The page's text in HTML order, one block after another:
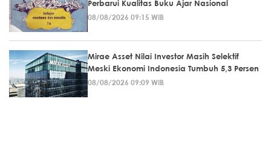
Perbarui Kualitas Buku Ajar Nasional
08/08/2026 09:15 WIB
Mirae Asset Nilai Investor Masih Selektif
Meski Ekonomi Indonesia Tumbuh 5,3 Persen
08/08/2026 09:09 WIB